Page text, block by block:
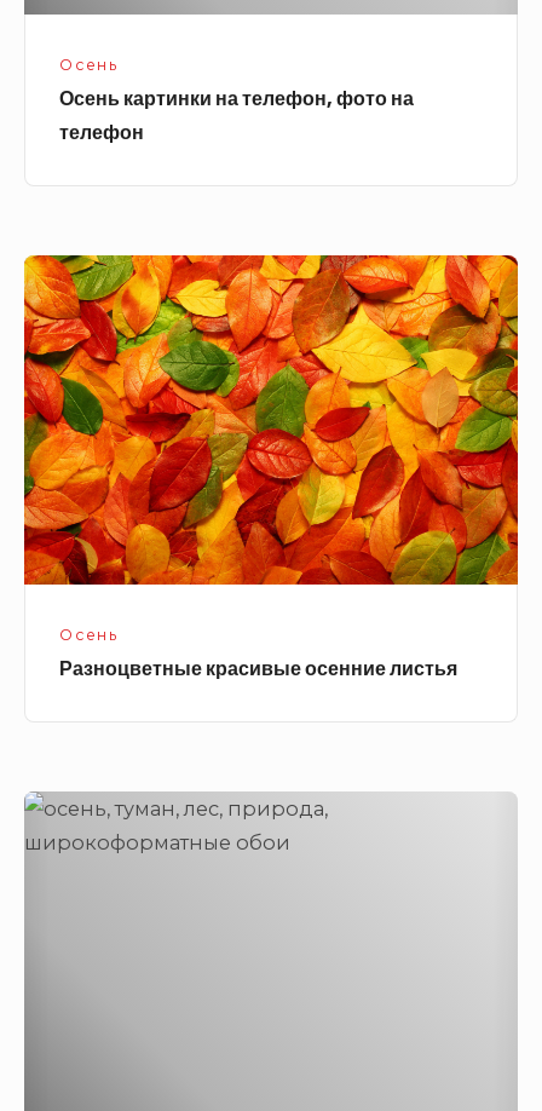
Осень
Осень картинки на телефон, фото на
телефон
Разноцветные
красивые
осенние
листья
Осень
Разноцветные красивые осенние листья
Туман
в